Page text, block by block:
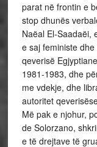
parat në frontin e
stop dhunës
Naëal El-Saadaëi,
e saj feministe
qeverisë
1981-1983, dhe
me vdekje, dhe
autoritet
Më pak e njohur,
de Solorzano,
e të drejtave të